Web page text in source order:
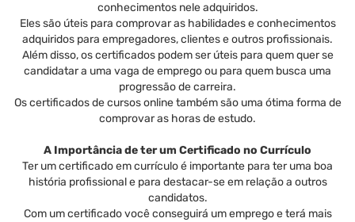
conhecimentos nele adquiridos.
Eles são úteis para comprovar as habilidades e conhecimentos
adquiridos para empregadores, clientes e outros profissionais.
Além disso, os certificados podem ser úteis para quem quer se
candidatar a uma vaga de emprego ou para quem busca uma
progressão de carreira.
Os certificados de cursos online também são uma ótima forma de
comprovar as horas de estudo.
A Importância de ter um Certificado no Currículo
Ter um certificado em currículo é importante para ter uma boa
história profissional e para destacar-se em relação a outros
candidatos.
Com um certificado você conseguirá um emprego e terá mais